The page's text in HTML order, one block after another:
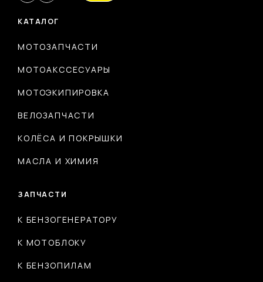
КАТАЛОГ
МОТОЗАПЧАСТИ
МОТОАКССЕСУАРЫ
МОТОЭКИПИРОВКА
ВЕЛОЗАПЧАСТИ
КОЛЁСА И ПОКРЫШКИ
МАСЛА И ХИМИЯ
ЗАПЧАСТИ
К БЕНЗОГЕНЕРАТОРУ
К МОТОБЛОКУ
К БЕНЗОПИЛАМ